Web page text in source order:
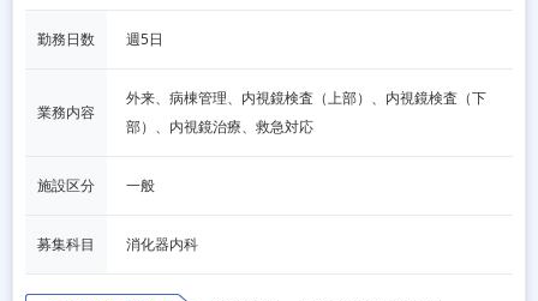
勤務日数 週5日
業務内容
外来、病棟管理、内視鏡検査（上部）、内視鏡検査（下
部）、内視鏡治療、救急対応
施設区分 一般
募集科目 消化器内科